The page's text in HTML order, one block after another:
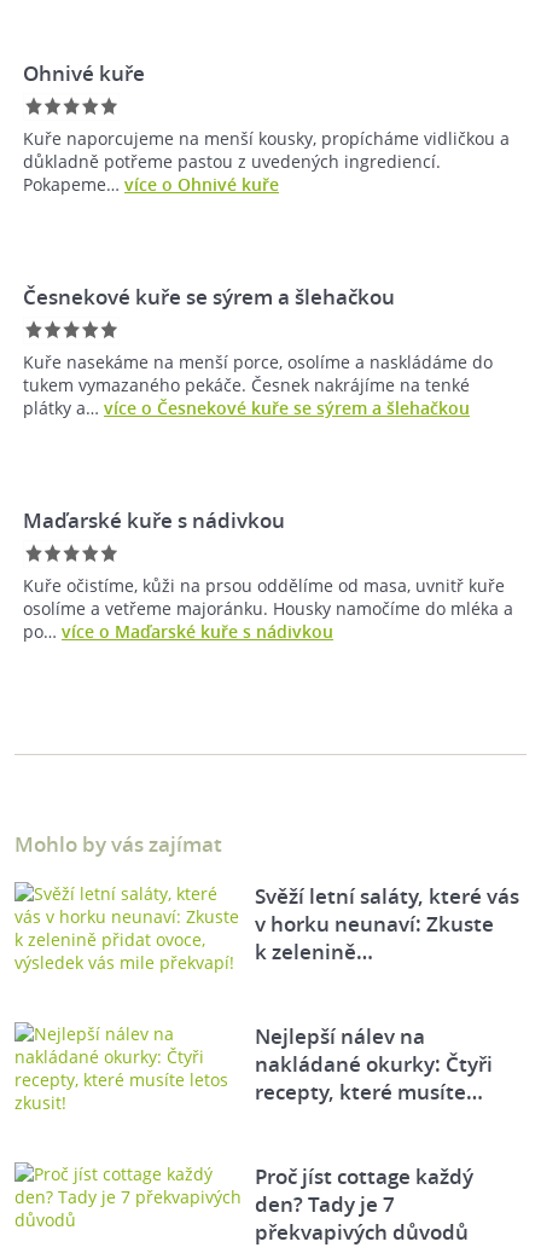
Ohnivé kuře
Kuře naporcujeme na menší kousky, propícháme vidličkou a
důkladně potřeme pastou z uvedených ingrediencí.
Pokapeme… více o Ohnivé kuře
Česnekové kuře se sýrem a šlehačkou
Kuře nasekáme na menší porce, osolíme a naskládáme do
tukem vymazaného pekáče. Česnek nakrájíme na tenké
plátky a… více o Česnekové kuře se sýrem a šlehačkou
Maďarské kuře s nádivkou
Kuře očistíme, kůži na prsou oddělíme od masa, uvnitř kuře
osolíme a vetřeme majoránku. Housky namočíme do mléka a
po… více o Maďarské kuře s nádivkou
Mohlo by vás zajímat
Svěží letní saláty, které vás
v horku neunaví: Zkuste
k zelenině…
Nejlepší nálev na
nakládané okurky: Čtyři
recepty, které musíte…
Proč jíst cottage každý
den? Tady je 7
překvapivých důvodů